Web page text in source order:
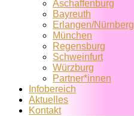
Aschaffenburg
Bayreuth
Erlangen/Nürnberg
München
Regensburg
Schweinfurt
Würzburg
Partner*innen
Infobereich
Aktuelles
Kontakt